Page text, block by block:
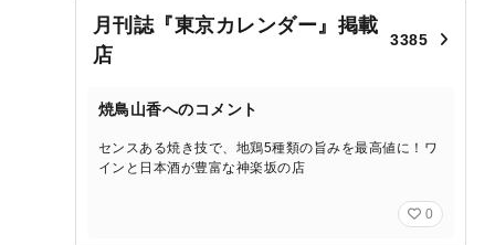
月刊誌『東京カレンダー』掲載
店
3385
焼鳥山香へのコメント
センスある焼き技で、地鶏5種類の旨みを最高値に！ワ
インと日本酒が豊富な神楽坂の店
0